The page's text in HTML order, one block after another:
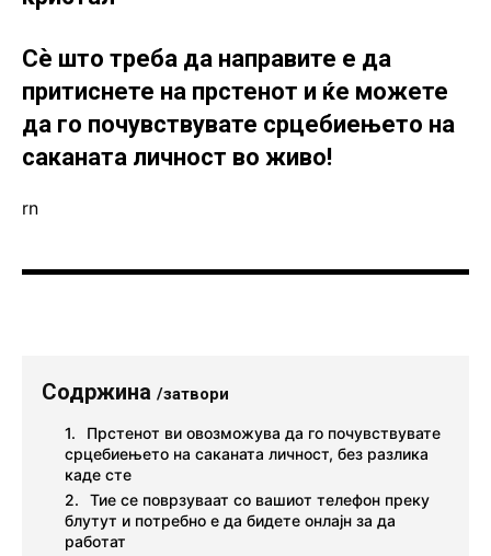
Сè што треба да направите е да
притиснете на прстенот и ќе можете
да го почувствувате срцебиењето на
саканата личност во живо!
rn
Содржина /затвори
Прстенот ви овозможува да го почувствувате
срцебиењето на саканата личност, без разлика
каде сте
Тие се поврзуваат со вашиот телефон преку
блутут и потребно е да бидете онлајн за да
работат